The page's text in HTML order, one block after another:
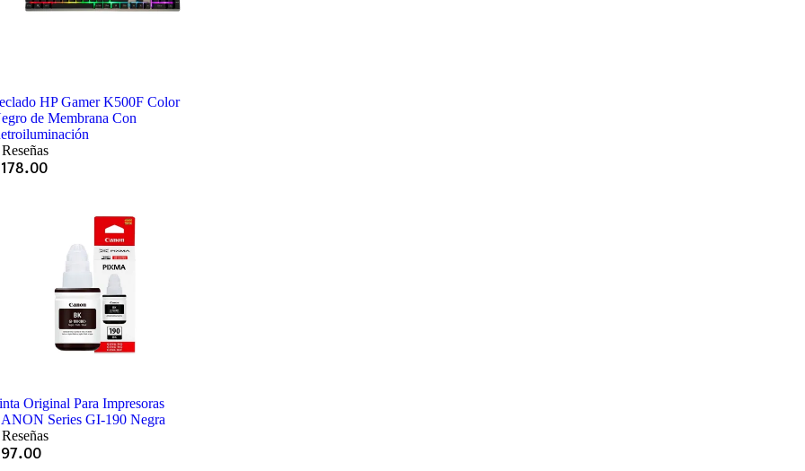
HP Gamer K500F Color
de Membrana Con
178.00
Original Para Impresoras
Series GI-190 Negra
97.00